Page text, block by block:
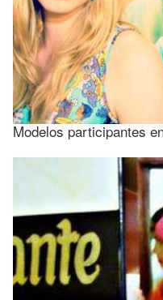
Modelos participantes